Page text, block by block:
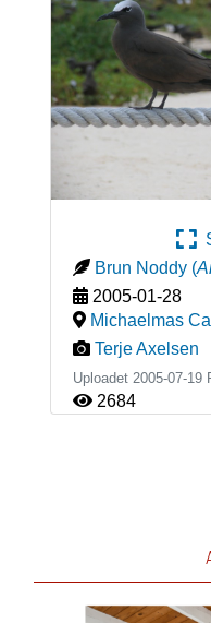
Brun Noddy (
2005-01-28
Michaelmas
Terje Axelsen
Uploadet 2005-07-19
2684